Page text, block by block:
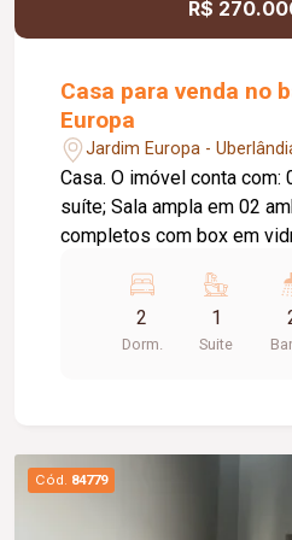
R$
Casa para venda no
Europa
Jardim Europa -
Casa. O imóvel conta com: 02 quartos, sendo 01
suíte; Sala ampla em 02
completos com box em
Lavanderia independente;
churrasqueira e pia; 02
cobertas; Diferenciais: Armários planejados na
iluminação natural e
laje, oferecendo maior
durabilidade; Portão
2
Dorm.
1
Suite
Cód. 84779